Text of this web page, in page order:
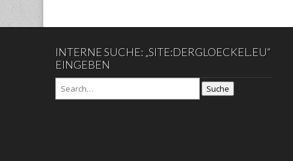
INTERNE SUCHE: „SITE:DERGLOECKEL.EU“
EINGEBEN
Suche